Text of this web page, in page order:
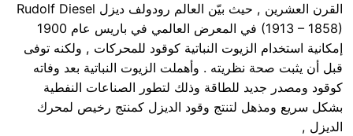
القرن العشرين , حيث بيّن العالم رودولف ديزل Rudolf Diesel
(1913 – 1858) في المعرض العالمي في باريس عام 1900
إمكانية استخدام الزيوت النباتية كوقود للمحركات , ولكنه توفى
قبل أن يثبت صحة نظريته . وأهملت الزيوت النباتية بعد وفاته
كوقود ومصدر جديد للطاقة وذلك لتطور الصناعات النفطية
بشكل سريع ومذهل لتنتج وقود الديزل كمنتج رخيص لمحرك
الديزل ,